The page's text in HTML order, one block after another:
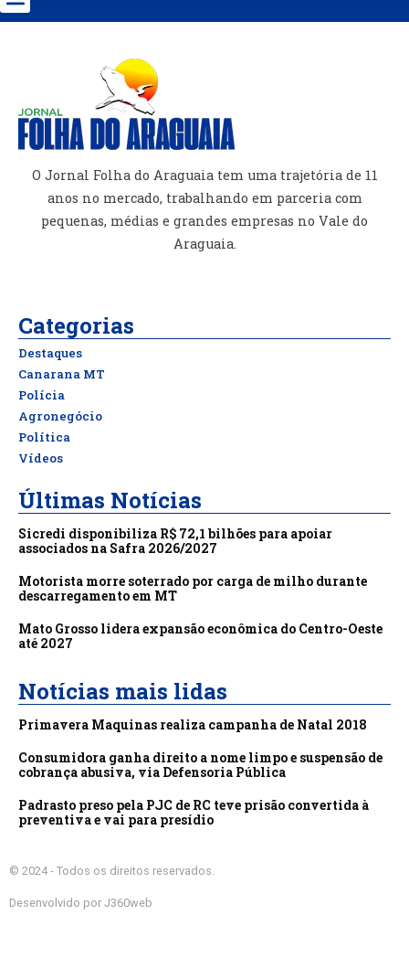
O Jornal Folha do Araguaia tem uma trajetória de 11
anos no mercado, trabalhando em parceria com
pequenas, médias e grandes empresas no Vale do
Araguaia.
Categorias
Destaques
Canarana MT
Polícia
Agronegócio
Política
Vídeos
Últimas Notícias
Sicredi disponibiliza R$ 72,1 bilhões para apoiar
associados na Safra 2026/2027
Motorista morre soterrado por carga de milho durante
descarregamento em MT
Mato Grosso lidera expansão econômica do Centro-Oeste
até 2027
Notícias mais lidas
Primavera Maquinas realiza campanha de Natal 2018
Consumidora ganha direito a nome limpo e suspensão de
cobrança abusiva, via Defensoria Pública
Padrasto preso pela PJC de RC teve prisão convertida à
preventiva e vai para presídio
© 2024 - Todos os direitos reservados.
Desenvolvido por J360web